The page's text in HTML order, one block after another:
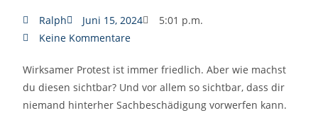
Ralph Juni 15, 2024
5:01 p.m.
Keine Kommentare
Wirksamer Protest ist immer friedlich. Aber wie machst
du diesen sichtbar? Und vor allem so sichtbar, dass dir
niemand hinterher Sachbeschädigung vorwerfen kann.